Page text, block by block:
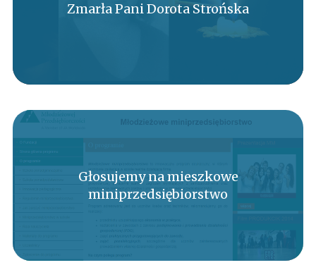
Zmarła Pani Dorota Strońska
Głosujemy na mieszkowe
miniprzedsiębiorstwo